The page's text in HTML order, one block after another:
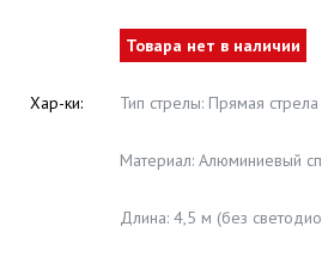
Товара нет в наличии
Хар-ки: Тип стрелы: Прямая стрела
Материал: Алюминиевый
Длина: 4,5 м (без